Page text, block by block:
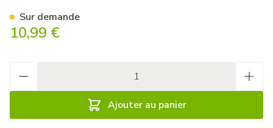
10,99 €
Ajouter au panier
Sur demande